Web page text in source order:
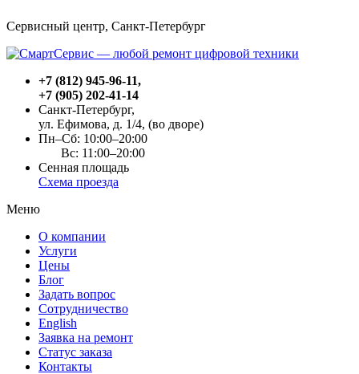
Сервисный центр, Cанкт-Петербург
+7 (812) 945-96-11,
+7 (905) 202-41-14
Санкт-Петербург,
ул. Ефимова, д. 1/4, (во дворе)
Пн–Сб: 10:00–20:00
Вс: 11:00–20:00
Сенная площадь
Схема проезда
Меню
О компании
Услуги
Цены
Блог
Задать вопрос
Сотрудничество
English
Заявка на ремонт
Статус заказа
Контакты